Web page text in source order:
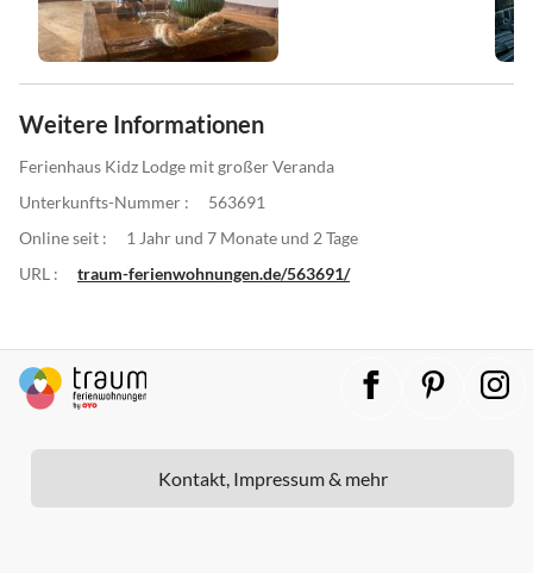
Weitere Informationen
Ferienhaus Kidz Lodge mit großer Veranda
Unterkunfts-Nummer :
563691
Online seit :
1 Jahr und 7 Monate und 2 Tage
URL :
traum-ferienwohnungen.de/563691/
Kontakt, Impressum & mehr